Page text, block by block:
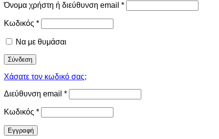
Όνομα χρήστη ή διεύθυνση email *
Κωδικός *
Να με θυμάσαι
Σύνδεση
Χάσατε τον κωδικό σας;
Διεύθυνση email *
Κωδικός *
Εγγραφή